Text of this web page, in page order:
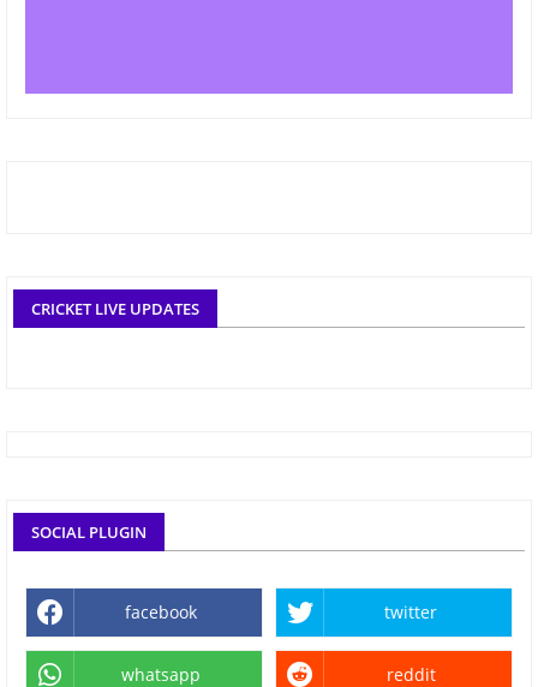
CRICKET LIVE UPDATES
SOCIAL PLUGIN
facebook twitter
whatsapp reddit